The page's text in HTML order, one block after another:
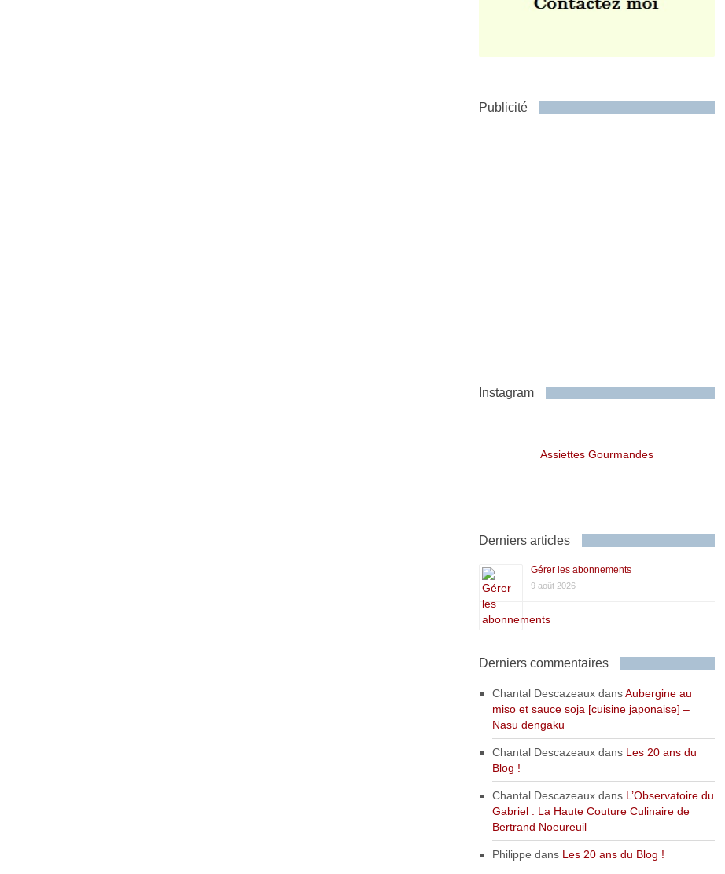
Publicité
Instagram
Assiettes Gourmandes
Derniers articles
Gérer les abonnements
9 août 2026
Derniers commentaires
Chantal DescazeauxdansAubergine au
miso et sauce soja [cuisine japonaise] –
Nasu dengaku
Chantal Descazeauxdans Les 20 ans du
Blog !
Chantal Descazeauxdans L’Observatoire du
Gabriel : La Haute Couture Culinaire de
Bertrand Noeureuil
Philippe dans Les 20 ans du Blog !